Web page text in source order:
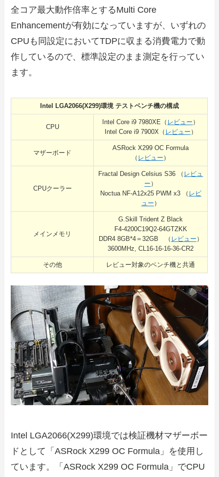
全コア最大動作倍率とするMulti Core
Enhancementが有効になっていますが、いずれの
CPUも同設定においてTDPに収まる消費電力で動
作しているので、標準設定のまま測定を行ってい
ます。
Intel LGA2066(X299)環境 テストベンチ機の構成
CPU
Intel Core i9 7980XE（ レビュー ）
Intel Core i9 7900X（ レビュー ）
マザーボード
ASRock X299 OC Formula
（ レビュー ）
CPUクーラー
Fractal Design Celsius S36 （ レビュ
ー ）
Noctua NF-A12x25 PWM x3 （ レビ
ュー ）
メインメモリ
G.Skill Trident Z Black
F4-4200C19Q2-64GTZKK
DDR4 8GB*4＝32GB （ レビュー ）
3600MHz, CL16-16-16-36-CR2
その他 レビュー対象のベンチ機と共通
Intel LGA2066(X299)環境では検証機材マザーボー
ドとして「ASRock X299 OC Formula」を使用し
ています。「ASRock X299 OC Formula」でCPU